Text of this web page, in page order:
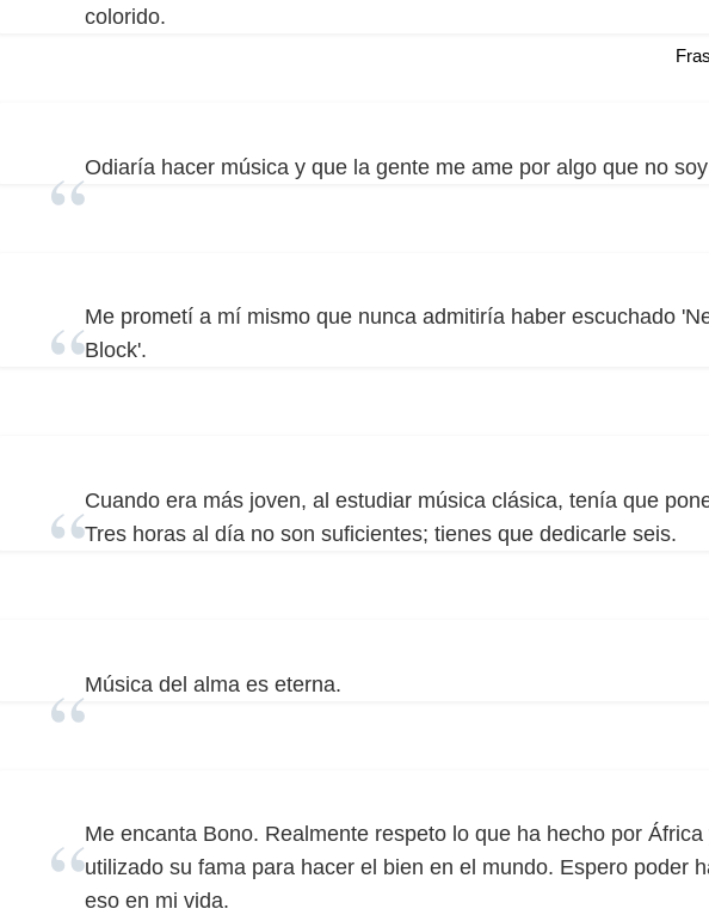
colorido.
Odiaría hacer música y que la gente me ame por algo que no
Me prometí a mí mismo que nunca admitiría haber escuchado
Block'.
Cuando era más joven, al estudiar música clásica, tenía que
Tres horas al día no son suficientes; tienes que dedicarle seis.
Música del alma es eterna.
Me encanta Bono. Realmente respeto lo que ha hecho por
utilizado su fama para hacer el bien en el mundo. Espero poder
eso en mi vida.